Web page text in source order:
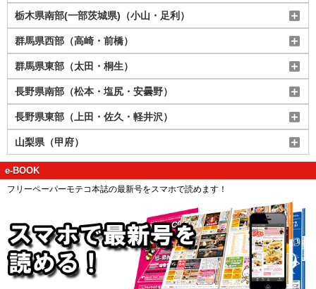
栃木県南部(一部茨城県)（小山・足利）
群馬県西部（高崎・前橋）
群馬県東部（太田・桐生）
長野県南部（松本・塩尻・安曇野）
長野県東部（上田・佐久・軽井沢）
山梨県（甲府）
e-BOOK
フリーペーパーモテコ本誌の最新号をスマホで読めます！